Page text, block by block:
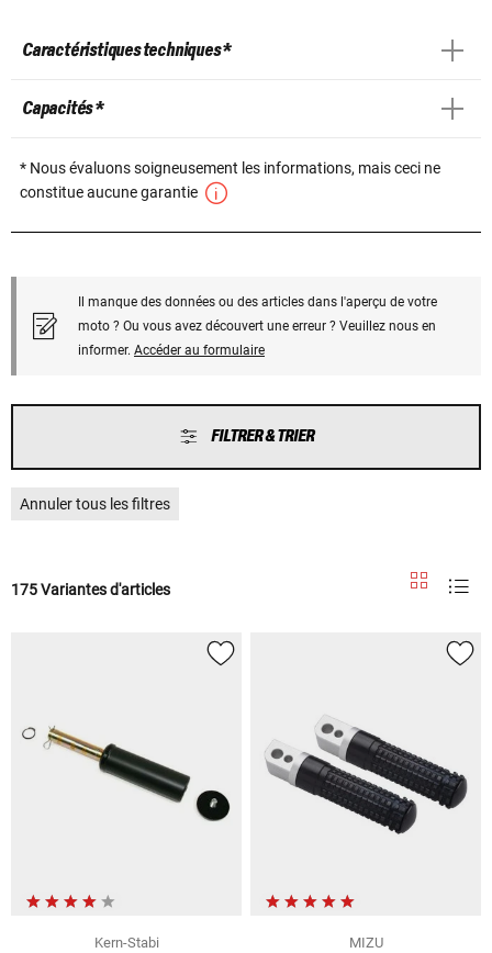
Caractéristiques techniques *
Capacités *
* Nous évaluons soigneusement les informations, mais ceci ne
constitue aucune garantie
Il manque des données ou des articles dans l'aperçu de votre
moto ? Ou vous avez découvert une erreur ? Veuillez nous en
informer. Accéder au formulaire
FILTRER & TRIER
Annuler tous les filtres
175 Variantes d'articles
Kern-Stabi
MIZU